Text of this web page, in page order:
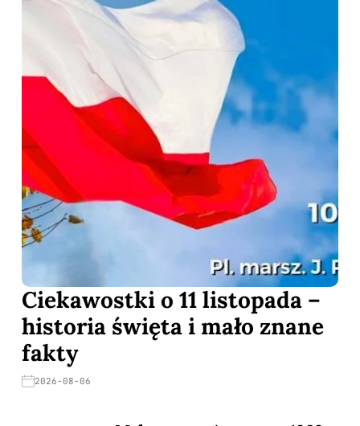
Ciekawostki o 11 listopada –
historia święta i mało znane
fakty
2026-08-06